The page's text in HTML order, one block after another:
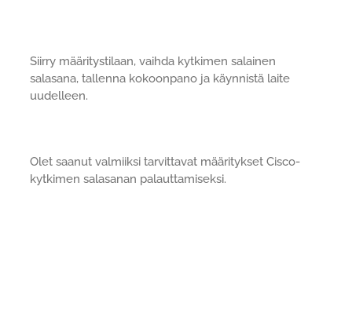
Siirry määritystilaan, vaihda kytkimen salainen
salasana, tallenna kokoonpano ja käynnistä laite
uudelleen.
Olet saanut valmiiksi tarvittavat määritykset Cisco-
kytkimen salasanan palauttamiseksi.